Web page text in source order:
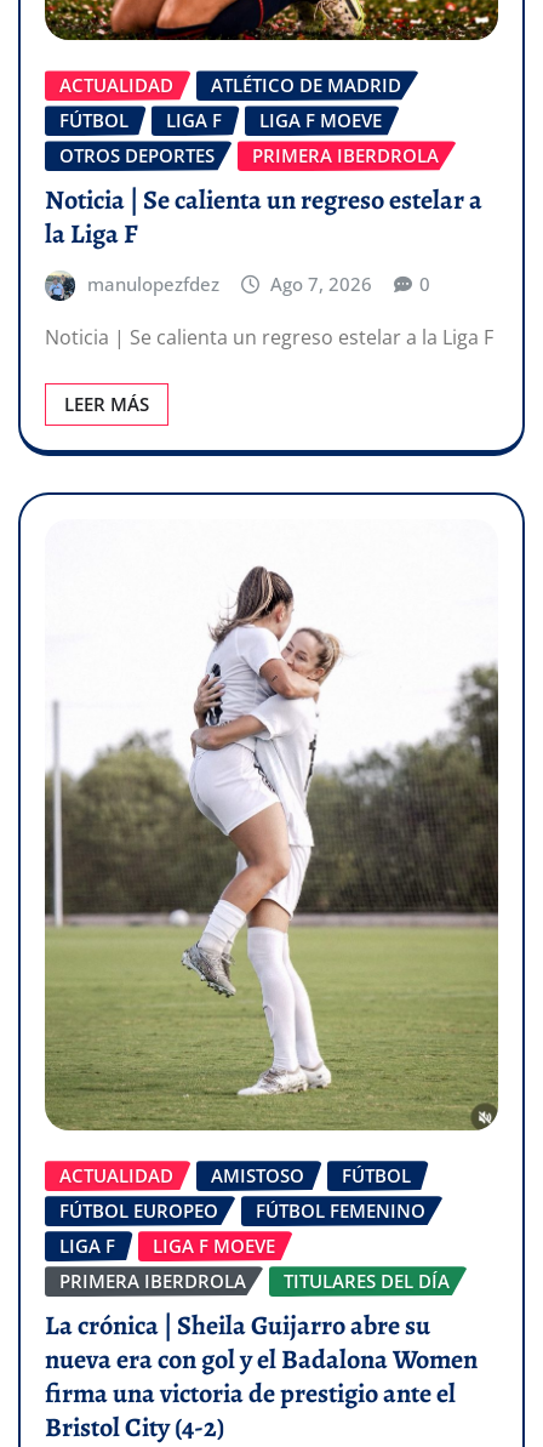
ACTUALIDAD
ATLÉTICO DE MADRID
FÚTBOL
LIGA F
LIGA F MOEVE
OTROS DEPORTES
PRIMERA IBERDROLA
Noticia | Se calienta un regreso estelar a
la Liga F
manulopezfdez Ago 7, 2026 0
Noticia | Se calienta un regreso estelar a la Liga F
LEER MÁS
ACTUALIDAD AMISTOSO
FÚTBOL
FÚTBOL EUROPEO
FÚTBOL FEMENINO
LIGA F
LIGA F MOEVE
PRIMERA IBERDROLA
TITULARES DEL DÍA
La crónica | Sheila Guijarro abre su
nueva era con gol y el Badalona Women
firma una victoria de prestigio ante el
Bristol City (4-2)